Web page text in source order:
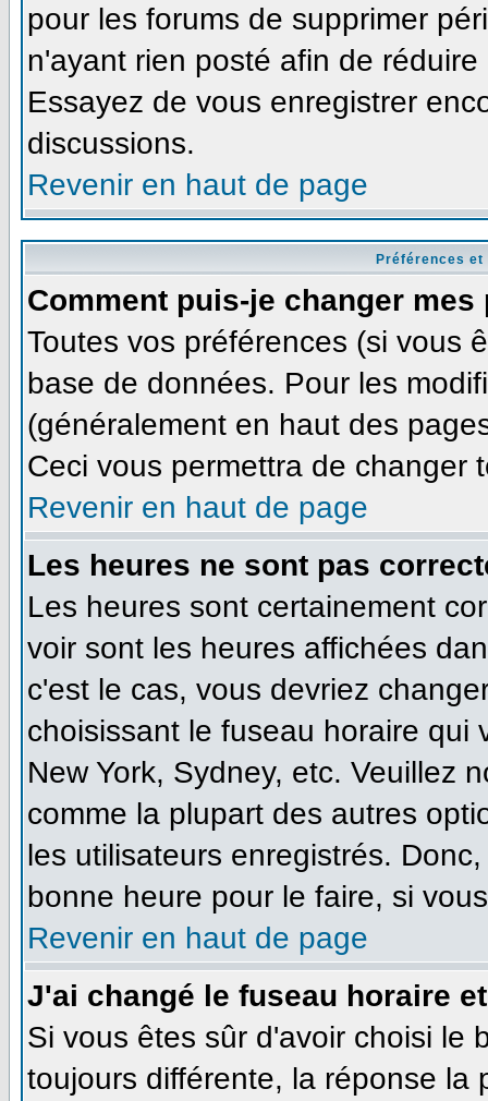
pour les forums de supprimer
n'ayant rien posté afin de
Essayez de vous enregistrer
discussions.
Revenir en haut de page
Préférences
Comment puis-je changer mes
Toutes vos préférences (si vous
base de données. Pour les
(généralement en haut des
Ceci vous permettra de changer
Revenir en haut de page
Les heures ne sont pas
Les heures sont certainement
voir sont les heures affichées
c'est le cas, vous devriez
choisissant le fuseau horaire qui
New York, Sydney, etc. Veuillez
comme la plupart des autres
les utilisateurs enregistrés.
bonne heure pour le faire, si
Revenir en haut de page
J'ai changé le fuseau horaire
Si vous êtes sûr d'avoir choisi le
toujours différente, la réponse la